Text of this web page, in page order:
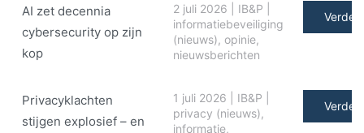
AI zet decennia
cybersecurity op zijn
kop
2 juli 2026 IB&P
informatiebeveiliging
(nieuws), opinie,
nieuwsberichten
Verder
Privacyklachten
stijgen explosief – en
1 juli 2026 IB&P
privacy (nieuws),
informatie,
Verder